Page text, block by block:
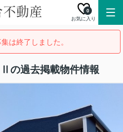
お気に入り
0
は終了しました。
過去掲載物件情報